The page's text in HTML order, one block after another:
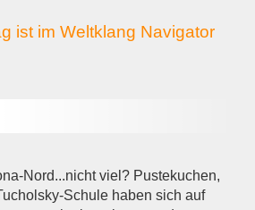
ist im Weltklang Navigator
Nord...nicht viel? Pustekuchen,
Schule haben sich auf